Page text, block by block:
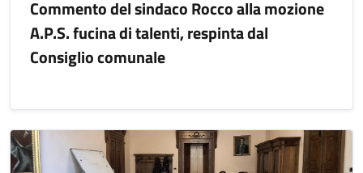
Commento del sindaco Rocco alla mozione
A.P.S. fucina di talenti, respinta dal
Consiglio comunale